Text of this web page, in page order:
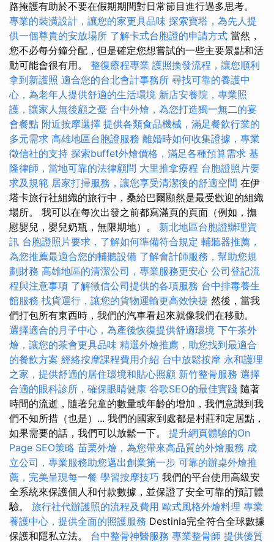
路掩護有助於不要在假期期間對日常節目進行過多思考。
專業的裝潢設計，讓您的家更具品味 探索寶塔，為先人提
供一個尊貴的安放場所 了解卡式台胞證的申請方式 當然，
您不必每分鐘分配，但是確定您想嘗試的一些主要景點和活
動可能會很有用。 整復療程專業 護照換發流程，讓您順利
拿到新護照 適合您的台北會計事務所 尋找可靠的養護中
心，為老年人提供舒適的生活環境 新店安養院，專業照
護，讓家人無後顧之憂 台中外燴，為您打造獨一無二的宴
會餐點 附近按摩選擇 提供各類食品機械，滿足餐飲行業的
多元需求 高雄地區台胞證服務 離婚時如何收集證據，專業
徵信社的支持 探索buffet外燴價格，滿足各種預算需求 基
隆律師，當地可靠的法律顧問 大里推拿療程 台胞證照片要
求及規範 居家打掃服務，讓您享受清潔後的舒適空間 在伊
塔卡旅行社組織的旅行中，桑給巴爾顯然是最受歡迎的組織
場所。 我可以在每次出發之前都寫滿頁的頁面（例如，撫
慰嬰兒，嬰兒奶瓶，無限期地）。 新北地區台胞證辦理資
訊 台胞證照片要求，了解如何準備符合規定 輔聽器推薦，
為您推薦最適合您的輔聽設備 了解會計師服務，幫助您規
劃財務 高雄地區的清潔公司，專業服務更安心 公司登記流
程與注意事項 了解徵信公司提供的各項服務 台中排毒養生
館服務 找貨運行，讓您的貨物運輸更高效快捷 然後，當我
們打包所有東西時，我們的汽車看起來就像我們在移動。
選擇適合的月子中心，為產後恢復提供舒適環境 下午茶外
燴，讓您的茶會更具品味 精選外燴推薦，助您找到最適合
的餐飲方案 經絡按摩課程費用介紹 台中放鬆按摩 永和護理
之家，提供舒適的居住環境和貼心照顧 新竹整骨服務 選擇
合適的眼科診所，確保眼睛健康 谷歌SEO的最佳實踐 隨著
時間的流逝，隨著兒童的數量或年齡的增加，我們意識到我
們不知所措（也是）... 我們的國家到處都是村莊和定居點，
如果需要的話，我們可以放鬆一下。 提升網頁體驗的On
Page SEO策略 苗栗外燴，為您帶來高品質的外燴服務 成
立公司，專業服務助您邁出創業第一步 可靠的辦桌外燴推
薦，完美呈現每一餐 學習按摩技巧 我們的平台使用高級安
全系統來保護個人和付款數據，並保證了安全可靠的預訂體
驗。 旅行社代辦護照的流程及費用 歐式風格外燴料理 專業
養護中心，提供全面的照護服務 Destinia完全符合全球數據
保護和隱私立法。 台中整骨神醫服務 專業整骨師 提供優質